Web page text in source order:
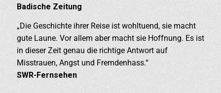
Badische Zeitung
„Die Geschichte ihrer Reise ist wohltuend, sie macht
gute Laune. Vor allem aber macht sie Hoffnung. Es ist
in dieser Zeit genau die richtige Antwort auf
Misstrauen, Angst und Fremdenhass.“
SWR-Fernsehen